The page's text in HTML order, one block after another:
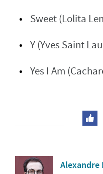
Sweet (Lolita
Y (Yves Saint
Yes I Am
Alexandre